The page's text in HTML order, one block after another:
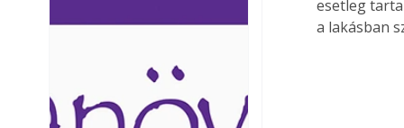
Ezermester
Laptapir kényelmes
esetleg
a lakásban